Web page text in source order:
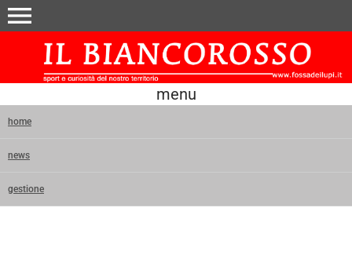
menu
menu
home
news
gestione